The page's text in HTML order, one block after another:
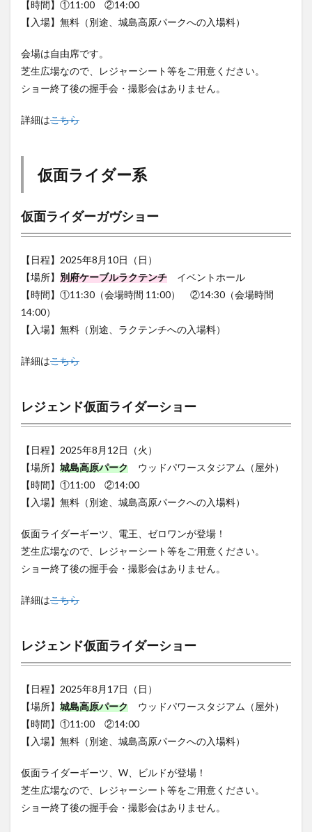
会場は自由席です。
芝生広場なので、レジャーシート等をご用意ください。
ショー終了後の握手会・撮影会はありません。
仮面ライダーガヴショー
【日程】2025年8月10日（日）
【場所】 別府ケーブルラクテンチ
【時間】①11:30（会場時間 11:00） ②14:30（会場時間
14:00）
【入場】無料（別途、ラクテンチへの入場料）
【日程】2025年8月12日（火）
【場所】 城島高原パーク
ウッドパワースタジアム（屋外）
【時間】①11:00 ②14:00
【入場】無料（別途、城島高原パークへの入場料）
仮面ライダーギーツ、電王、ゼロワンが登場！
芝生広場なので、レジャーシート等をご用意ください。
ショー終了後の握手会・撮影会はありません。
【日程】2025年8月17日（日）
【場所】 城島高原パーク
ウッドパワースタジアム（屋外）
【時間】①11:00 ②14:00
【入場】無料（別途、城島高原パークへの入場料）
仮面ライダーギーツ、W、ビルドが登場！
芝生広場なので、レジャーシート等をご用意ください。
ショー終了後の握手会・撮影会はありません。